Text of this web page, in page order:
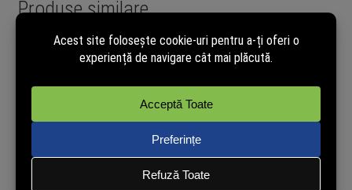
Produse similare
Modul LAN Ethernet HiLook
-19%
Camera analog Turbo HD